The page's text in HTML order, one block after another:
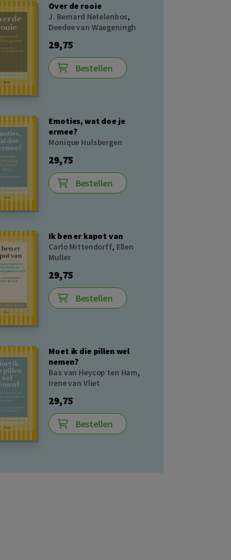
Over de rooie
J. Bernard Netelenbos,
Deedee van Waegeningh
29,75
Bestellen
Emoties, wat doe je
ermee?
Monique Hulsbergen
29,75
Bestellen
Ik ben er kapot van
Carlo Mittendorff, Ellen
Muller
29,75
Bestellen
Moet ik die pillen wel
nemen?
Bas van Heycop ten Ham,
Irene van Vliet
29,75
Bestellen